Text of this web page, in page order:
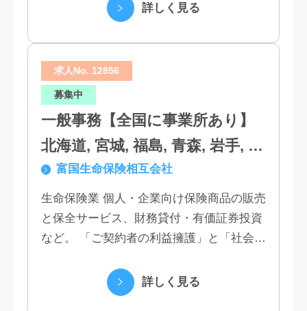
詳しく見る
求人No. 12856
募集中
一般事務【全国に事業所あり】
北海道, 宮城, 福島, 青森, 岩手, 秋
田, 山形, 東京, 神奈川, 千葉, 埼
玉, 茨城, 栃木, 群馬, 新潟, 石川,
富山, 福井, 長野, 山梨, 愛知, 静
岡, 三重, 岐阜, 大阪, 京都, 兵庫,
滋賀, 奈良, 和歌山, 広島, 岡山, 山
口, 鳥取, 島根, 香川, 愛媛, 徳島,
富国生命保険相互会社
生命保険業 個人・企業向け保険商品の販売
と保全サービス、財務貸付・有価証券投資
など。 「ご契約者の利益擁護」と「社会へ
づく「お客さま基点」をスローガンに掲
詳しく見る